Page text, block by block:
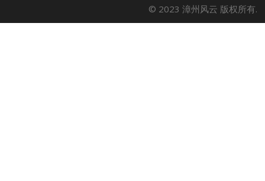
© 2023 漳州风云 版权所有.